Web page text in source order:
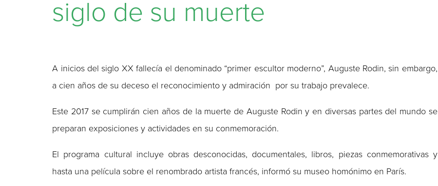
siglo de su muerte
A inicios del siglo XX fallecía el denominado “primer escultor moderno”, Auguste Rodin, sin embargo,
a cien años de su deceso el reconocimiento y admiración por su trabajo prevalece.
Este 2017 se cumplirán cien años de la muerte de Auguste Rodin y en diversas partes del mundo se
preparan exposiciones y actividades en su conmemoración.
El programa cultural incluye obras desconocidas, documentales, libros, piezas conmemorativas y
hasta una película sobre el renombrado artista francés, informó su museo homónimo en París.